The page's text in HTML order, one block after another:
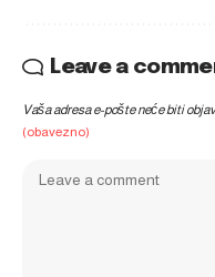
Leave a
Vaša adresa e-pošte neće biti
(obavezno)